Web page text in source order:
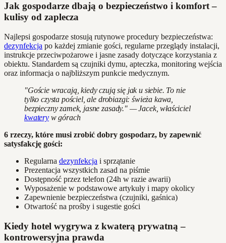
Jak gospodarze dbają o bezpieczeństwo i komfort –
kulisy od zaplecza
Najlepsi gospodarze stosują rutynowe procedury bezpieczeństwa:
dezynfekcja po każdej zmianie gości, regularne przeglądy instalacji,
instrukcje przeciwpożarowe i jasne zasady dotyczące korzystania z
obiektu. Standardem są czujniki dymu, apteczka, monitoring wejścia
oraz informacja o najbliższym punkcie medycznym.
"Goście wracają, kiedy czują się jak u siebie. To nie
tylko czysta pościel, ale drobiazgi: świeża kawa,
bezpieczny zamek, jasne zasady." — Jacek, właściciel
kwateryw górach
6 rzeczy, które musi zrobić dobry gospodarz, by zapewnić
satysfakcję gości:
Regularna dezynfekcja i sprzątanie
Prezentacja wszystkich zasad na piśmie
Dostępność przez telefon (24h w razie awarii)
Wyposażenie w podstawowe artykuły i mapy okolicy
Zapewnienie bezpieczeństwa (czujniki, gaśnica)
Otwartość na prośby i sugestie gości
Kiedy hotel wygrywa z kwaterą prywatną –
kontrowersyjna prawda